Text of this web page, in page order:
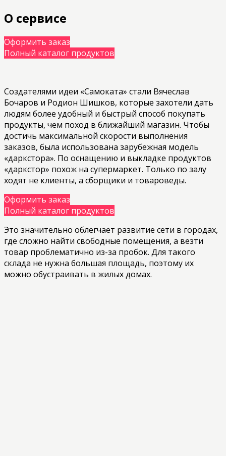
О сервисе
Оформить заказ
Полный каталог продуктов
Создателями идеи «Самоката» стали Вячеслав
Бочаров и Родион Шишков, которые захотели дать
людям более удобный и быстрый способ покупать
продукты, чем поход в ближайший магазин. Чтобы
достичь максимальной скорости выполнения
заказов, была использована зарубежная модель
«даркстора». По оснащению и выкладке продуктов
«даркстор» похож на супермаркет. Только по залу
ходят не клиенты, а сборщики и товароведы.
Оформить заказ
Полный каталог продуктов
Это значительно облегчает развитие сети в городах,
где сложно найти свободные помещения, а везти
товар проблематично из-за пробок. Для такого
склада не нужна большая площадь, поэтому их
можно обустраивать в жилых домах.